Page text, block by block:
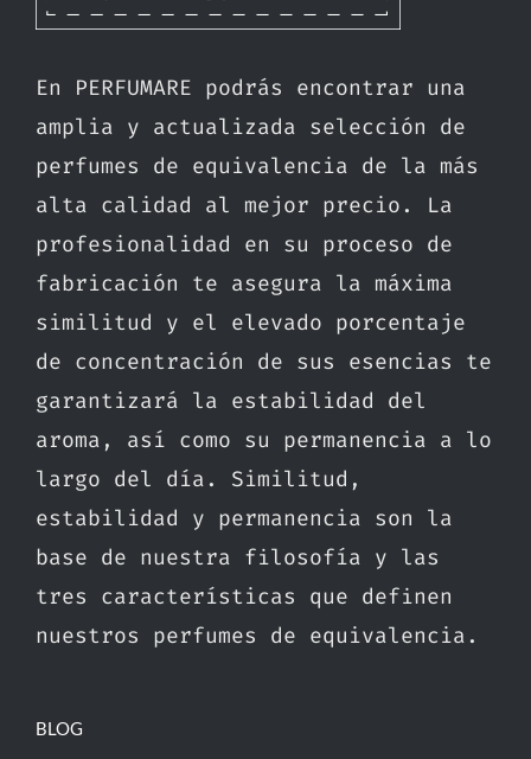
En PERFUMARE podrás encontrar una
amplia y actualizada selección de
perfumes de equivalencia de la más
alta calidad al mejor precio. La
profesionalidad en su proceso de
fabricación te asegura la máxima
similitud y el elevado porcentaje
de concentración de sus esencias te
garantizará la estabilidad del
aroma, así como su permanencia a lo
largo del día. Similitud,
estabilidad y permanencia son la
base de nuestra filosofía y las
tres características que definen
nuestros perfumes de equivalencia.
BLOG